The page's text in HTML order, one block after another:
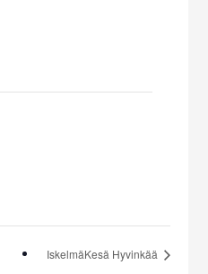
IskelmäKesä Hyvinkää